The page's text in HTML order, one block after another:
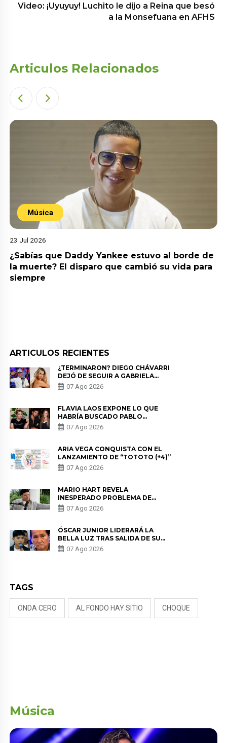
Video: ¡Uyuyuy! Luchito le dijo a Reina que besó
a la Monsefuana en AFHS
Articulos Relacionados
Música
23 Jul 2026
¿Sabías que Daddy Yankee estuvo al borde de
la muerte? El disparo que cambió su vida para
siempre
ARTICULOS RECIENTES
¿TERMINARON? DIEGO CHÁVARRI
DEJÓ DE SEGUIR A GABRIELA
HERRERA Y ANUNCIA SU SALIDA
DE PÓDCAST
07 Ago 2026
FLAVIA LAOS EXPONE LO QUE
HABRÍA BUSCADO PABLO
HEREDIA CON ALE FULLER: “UNA
DE LAS PARTES QUERÍA EL
07 Ago 2026
ARIA VEGA CONQUISTA CON EL
LANZAMIENTO DE “TOTOTO (+4)”
07 Ago 2026
MARIO HART REVELA
INESPERADO PROBLEMA DE
SALUD ANTES DE SEPARARSE DE
KORINA: “ME ENCONTRARON UN
07 Ago 2026
ÓSCAR JUNIOR LIDERARÁ LA
BELLA LUZ TRAS SALIDA DE SU
PADRE POR POLÉMICA CON
NALDY SALDAÑA
07 Ago 2026
TAGS
ONDA CERO AL FONDO HAY SITIO CHOQUE
Música